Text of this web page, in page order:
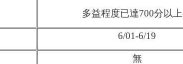
多益程度已達700分以
6/01-6/19
無